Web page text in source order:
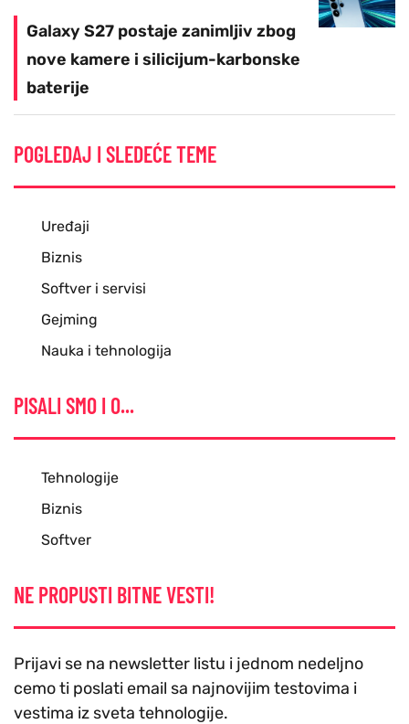
Galaxy S27 postaje zanimljiv zbog
nove kamere i silicijum-karbonske
baterije
POGLEDAJ I SLEDEĆE TEME
Uređaji
Biznis
Softver i servisi
Gejming
Nauka i tehnologija
PISALI SMO I O...
Tehnologije
Biznis
Softver
NE PROPUSTI BITNE VESTI!
Prijavi se na newsletter listu i jednom nedeljno
cemo ti poslati email sa najnovijim testovima i
vestima iz sveta tehnologije.